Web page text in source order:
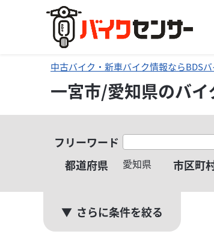
中古バイク・新車バイク情報ならBDS
一宮市/愛知県のバ
フリーワード
都道府県
愛知県 市区町
さらに条件を絞る